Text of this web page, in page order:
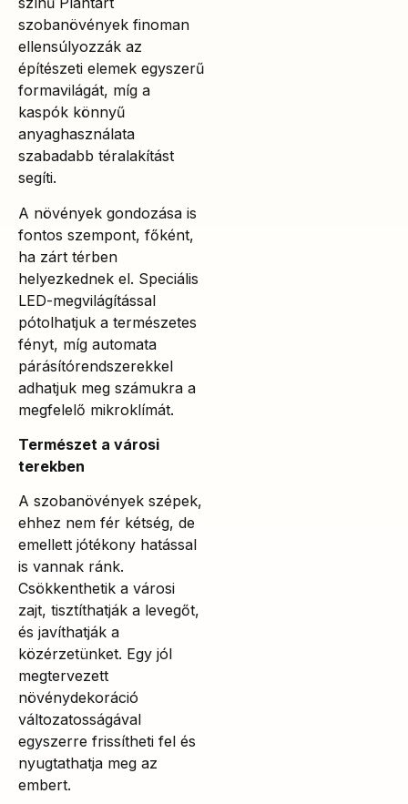
szobanövények finoman
ellensúlyozzák az
építészeti elemek egyszerű
formavilágát, míg a
kaspók könnyű
anyaghasználata
szabadabb téralakítást
segíti.
A növények gondozása is
fontos szempont, főként,
ha zárt térben
helyezkednek el. Speciális
LED-megvilágítással
pótolhatjuk a természetes
fényt, míg automata
párásítórendszerekkel
adhatjuk meg számukra a
megfelelő mikroklímát.
Természet a városi
terekben
A szobanövények szépek,
ehhez nem fér kétség, de
emellett jótékony hatással
is vannak ránk.
Csökkenthetik a városi
zajt, tisztíthatják a levegőt,
és javíthatják a
közérzetünket. Egy jól
megtervezett
növénydekoráció
változatosságával
egyszerre frissítheti fel és
nyugtathatja meg az
embert.